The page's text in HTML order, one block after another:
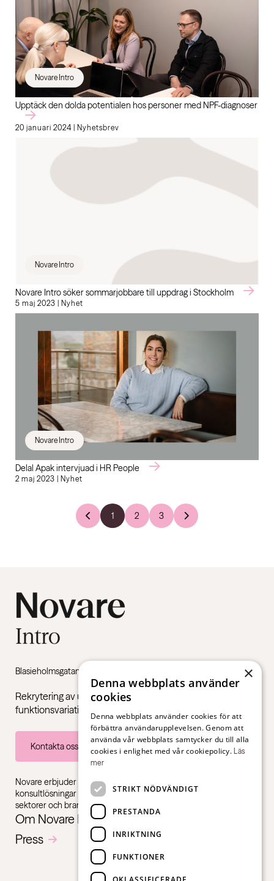
Novare Intro
Upptäck den dolda potentialen hos personer med NPF-diagnoser
20 januari 2024 | Nyhetsbrev
Novare Intro
Novare Intro söker sommarjobbare till uppdrag i Stockholm
5 maj 2023 | Nyhet
Novare Intro
Delal Apak intervjuad i HR People
2 maj 2023 | Nyhet
1 2 3
Blasieholmsgatan 4B, 111 48 Stockholm
Rekrytering av unga vuxna med Neuropsykiatriska
funktionsvariationer som ADHD och autism.
Kontakta oss
Novare erbjuder specialistkompetens inom rekrytering,
konsultlösningar och ledarskapsutbildningar, gentemot alla
sektorer och branscher – från första jobb till chefsnivå.
Om Novare Intro
Press
×
Denna webbplats använder
cookies
Denna webbplats använder cookies för att
förbättra användarupplevelsen. Genom att
använda vår webbplats samtycker du till alla
cookies i enlighet med vår cookiepolicy. Läs
mer
STRIKT NÖDVÄNDIGT
PRESTANDA
INRIKTNING
FUNKTIONER